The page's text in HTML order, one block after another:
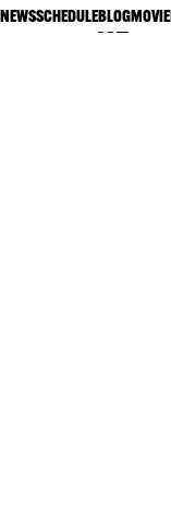
NEWSSCHEDULEBLOGMOVIE